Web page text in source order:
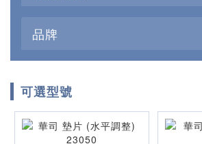
品牌
可選型號